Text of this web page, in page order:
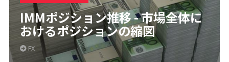
IMMポジション推移 - 市場全体に
おけるポジションの縮図
FX